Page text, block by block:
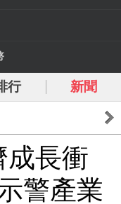
行 新聞
成長衝
警產業